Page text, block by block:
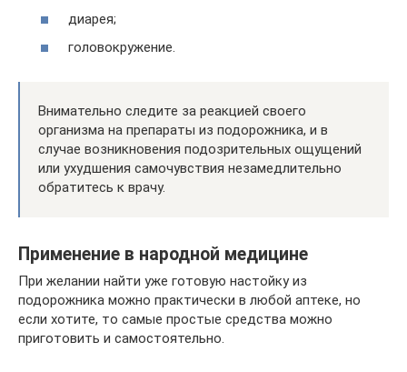
диарея;
головокружение.
Внимательно следите за реакцией своего
организма на препараты из подорожника, и в
случае возникновения подозрительных ощущений
или ухудшения самочувствия незамедлительно
обратитесь к врачу.
Применение в народной медицине
При желании найти уже готовую настойку из
подорожника можно практически в любой аптеке, но
если хотите, то самые простые средства можно
приготовить и самостоятельно.